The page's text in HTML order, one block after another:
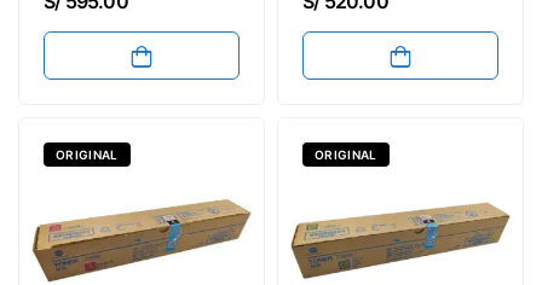
ORIGINAL ORIGINAL